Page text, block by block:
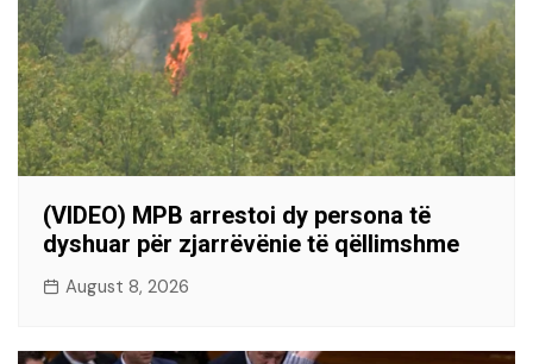
(VIDEO) MPB arrestoi dy persona të
dyshuar për zjarrëvënie të qëllimshme
August 8, 2026